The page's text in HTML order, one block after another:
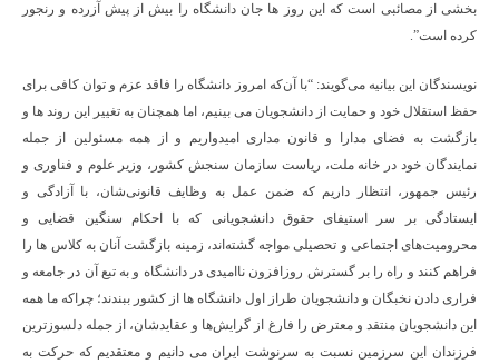
بخشی از مصائبی است که این روز ها جان دانشگاه را بیش از پیش آزرده و رنجور
کرده است”.
نویسندگان این بیانیه می‌گویند: “با آن‌که امروز دانشگاه را فاقد عزم و توان کافی برای
حفظ استقلال خود و حمایت از دانشجویان می بینیم، اما همچنان به تغییر این روند ها و
بازگشت به فضای مدارا و قانون مداری امیدواریم و از همه مسئولین از جمله
نمایندگان خود در خانه ملت، ریاست سازمان سنجش کشور، وزیر علوم و فناوری و
رئیس جمهور، انتظار داریم که ضمن عمل به وظایف قانونی‌شان، با آزادگی و
ایستادگی بر سر استیفای حقوق دانشجویانی که با احکام سنگین قضایی و
محرومیت‌های اجتماعی و تحصیلی مواجه گشته‌اند، زمینه بازگشت آنان به کلاس ها را
فراهم کنند و راه را بر گسترش روزافزون ناامیدی در دانشگاه و به تبع آن در جامعه و
فراری دادن نخبگان و دانشجویان طراز اول دانشگاه ها از کشور ببندند؛ چراکه ما همه
این دانشجویان منتقد و معترض را فارغ از گرایش‌ها و عقایدشان، از جمله دلسوزترین
فرزندان این سرزمین نسبت به سرنوشت ایران می دانیم و معتقدیم که حرکت به